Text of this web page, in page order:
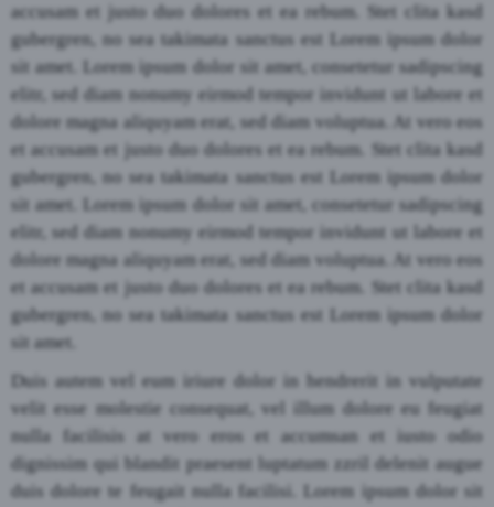
accusam et justo duo dolores et ea rebum. Stet clita kasd
gubergren, no sea takimata sanctus est Lorem ipsum dolor
sit amet. Lorem ipsum dolor sit amet, consetetur sadipscing
elitr, sed diam nonumy eirmod tempor invidunt ut labore et
dolore magna aliquyam erat, sed diam voluptua. At vero eos
et accusam et justo duo dolores et ea rebum. Stet clita kasd
gubergren, no sea takimata sanctus est Lorem ipsum dolor
sit amet. Lorem ipsum dolor sit amet, consetetur sadipscing
elitr, sed diam nonumy eirmod tempor invidunt ut labore et
dolore magna aliquyam erat, sed diam voluptua. At vero eos
et accusam et justo duo dolores et ea rebum. Stet clita kasd
gubergren, no sea takimata sanctus est Lorem ipsum dolor
sit amet.
Duis autem vel eum iriure dolor in hendrerit in vulputate
velit esse molestie consequat, vel illum dolore eu feugiat
nulla facilisis at vero eros et accumsan et iusto odio
dignissim qui blandit praesent luptatum zzril delenit augue
duis dolore te feugait nulla facilisi. Lorem ipsum dolor sit